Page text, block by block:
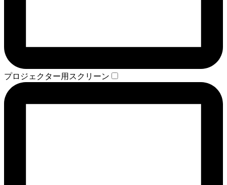
プロジェクター用スクリーン